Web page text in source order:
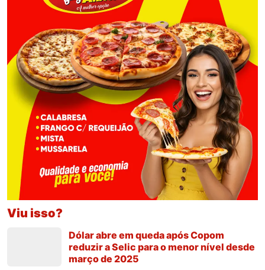
Viu isso?
Dólar abre em queda após Copom
reduzir a Selic para o menor nível desde
março de 2025